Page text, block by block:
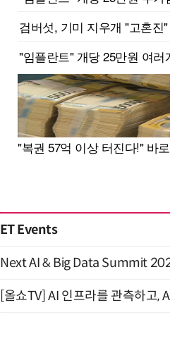
ET Events
Next AI & Big Data Summit
[올쇼TV] AI 인프라를 관측하고,